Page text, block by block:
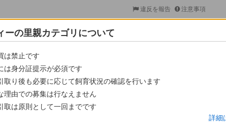
てません。
違反を報告
注意事項
投稿者
女性
投稿： 2
自己紹介が設定されていません。
ーの里親カテゴリについて
は禁止です
は身分証提示が必須です
取り後も必要に応じて飼育状況の確認を行います
理由での募集は行なえません
取は原則として一回までです
詳細